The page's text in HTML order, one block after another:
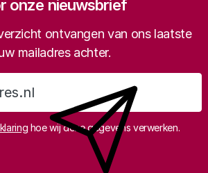
onze nieuwsbrief
ontvangen van ons laatste
mailadres achter.
Aanmelden
hoe wij deze gegevens verwerken.